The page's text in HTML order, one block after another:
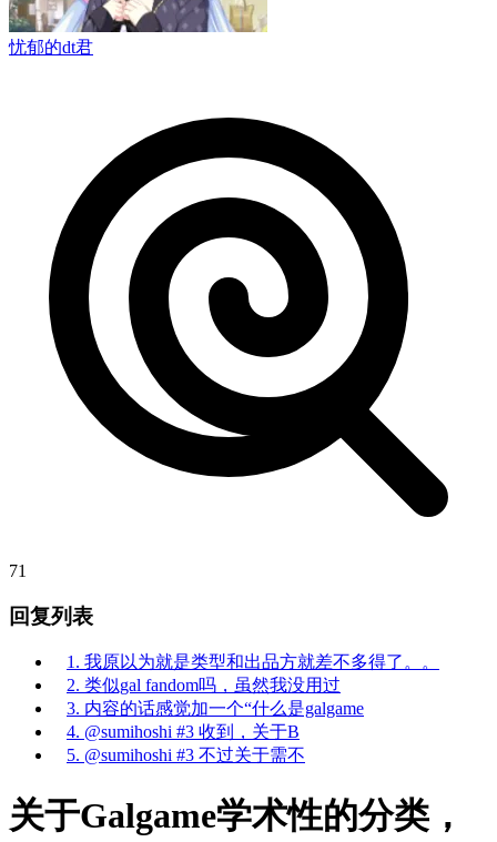
忧郁的dt君
71
回复列表
1. 我原以为就是类型和出品方就差不多得了。。
2. 类似gal fandom吗，虽然我没用过
3. 内容的话感觉加一个“什么是galgame
4. @sumihoshi #3 收到，关于B
5. @sumihoshi #3 不过关于需不
关于Galgame学术性的分类，